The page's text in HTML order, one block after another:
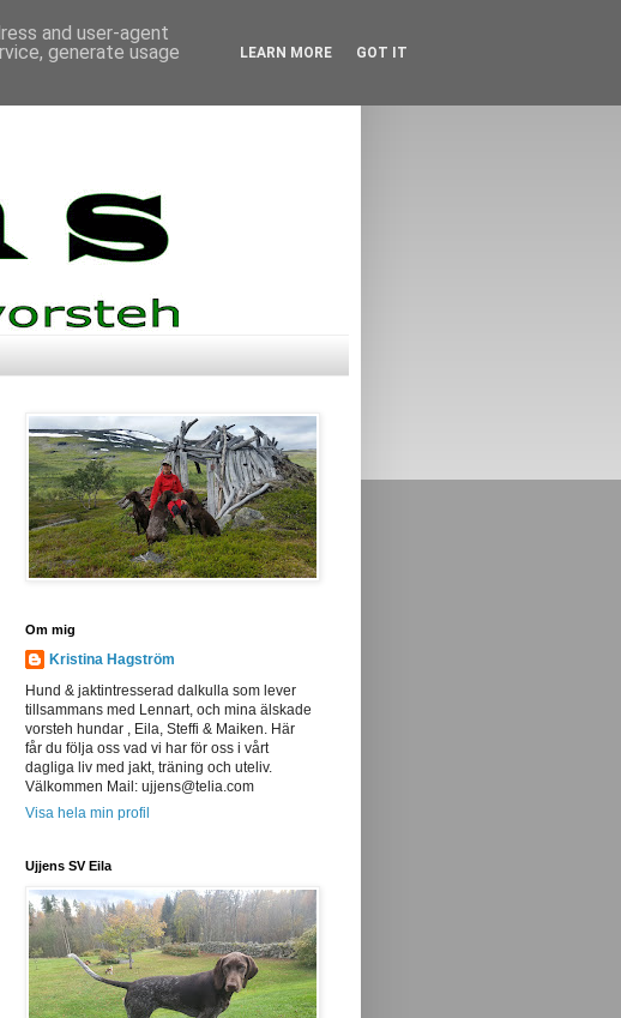
Om mig
Kristina Hagström
Hund & jaktintresserad dalkulla som lever
tillsammans med Lennart, och mina älskade
vorsteh hundar , Eila, Steffi & Maiken. Här
får du följa oss vad vi har för oss i vårt
dagliga liv med jakt, träning och uteliv.
Välkommen Mail: ujjens@telia.com
Visa hela min profil
Ujjens SV Eila
and user-agent
generate usage
LEARN MORE GOT IT